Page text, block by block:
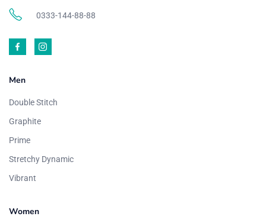
0333-144-88-88
Men
Double Stitch
Graphite
Prime
Stretchy Dynamic
Vibrant
Women